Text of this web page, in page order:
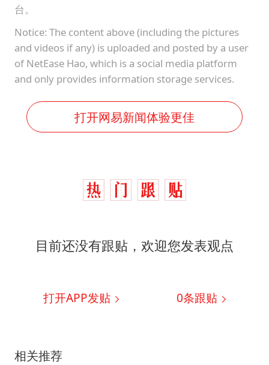
台。
Notice: The content above (including the pictures
and videos if any) is uploaded and posted by a user
of NetEase Hao, which is a social media platform
and only provides information storage services.
打开网易新闻体验更佳
目前还没有跟贴，欢迎您发表观点
打开APP发贴 0条跟贴
相关推荐